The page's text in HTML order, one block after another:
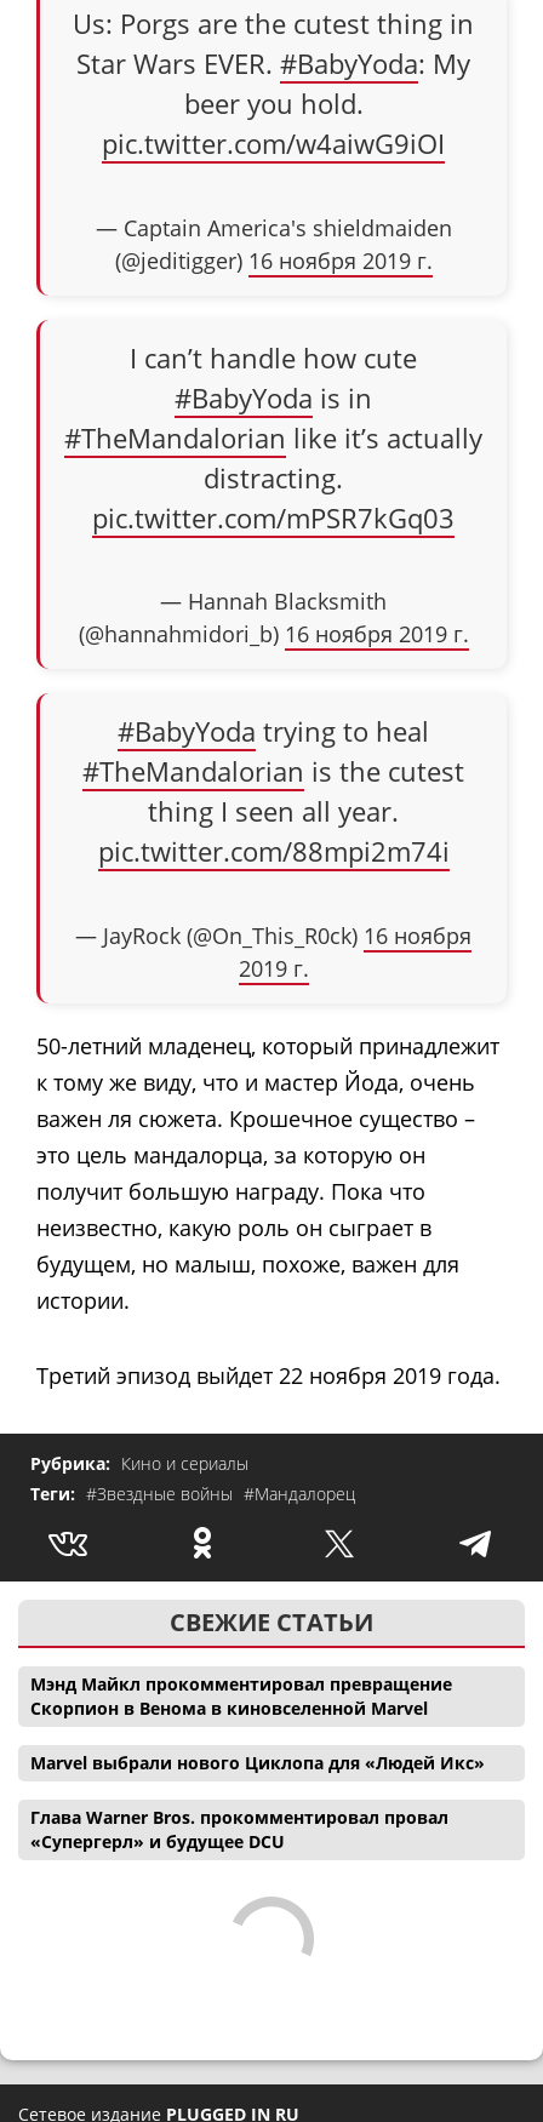
Us: Porgs are the cutest thing in
Star Wars EVER. #BabyYoda: My
beer you hold.
pic.twitter.com/w4aiwG9iOI
— Captain America's shieldmaiden
(@jeditigger) 16 ноября 2019 г.
I can’t handle how cute
#BabyYoda is in
#TheMandalorian like it’s actually
distracting.
pic.twitter.com/mPSR7kGq03
— Hannah Blacksmith
(@hannahmidori_b) 16 ноября 2019 г.
#BabyYoda trying to heal
#TheMandalorian is the cutest
thing I seen all year.
pic.twitter.com/88mpi2m74i
— JayRock (@On_This_R0ck) 16 ноября
2019 г.
50-летний младенец, который принадлежит
к тому же виду, что и мастер Йода, очень
важен ля сюжета. Крошечное существо –
это цель мандалорца, за которую он
получит большую награду. Пока что
неизвестно, какую роль он сыграет в
будущем, но малыш, похоже, важен для
истории.
Третий эпизод выйдет 22 ноября 2019 года.
Рубрика: Кино и сериалы
Теги: #Звездные войны #Мандалорец
СВЕЖИЕ СТАТЬИ
Мэнд Майкл прокомментировал превращение
Скорпион в Венома в киновселенной Marvel
Marvel выбрали нового Циклопа для «Людей Икс»
Глава Warner Bros. прокомментировал провал
«Супергерл» и будущее DCU
Сетевое издание PLUGGED IN RU